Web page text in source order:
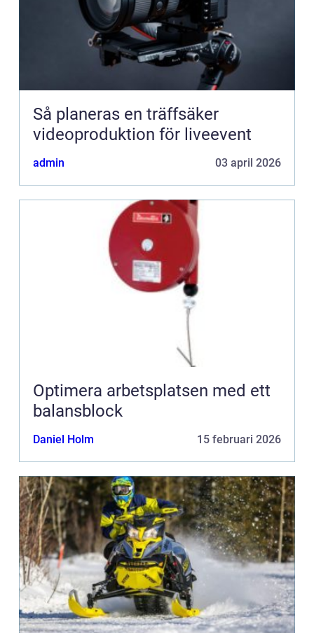
Så planeras en träffsäker
videoproduktion för liveevent
admin 03 april 2026
Optimera arbetsplatsen med ett
balansblock
Daniel Holm 15 februari 2026